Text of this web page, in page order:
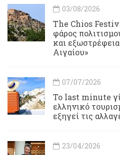
03/08/2026
Τhe Chios
φάρος
και
Αιγαίου»
07/07/2026
Το last minute
ελληνικό
εξηγεί τις
23/04/2026